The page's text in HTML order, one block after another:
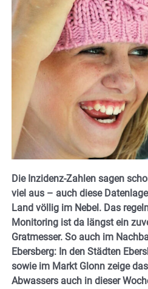
Die Inzidenz-Zahlen sagen
viel aus – auch diese
Land völlig im Nebel. Das
Monitoring ist da längst ein
Gratmesser. So auch im
Ebersberg: In den Städten
sowie im Markt Glonn zeige
Abwassers auch in dieser